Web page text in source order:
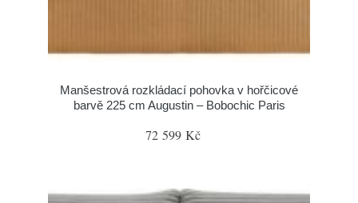
Manšestrová rozkládací pohovka v hořčicové
barvě 225 cm Augustin – Bobochic Paris
72 599 Kč